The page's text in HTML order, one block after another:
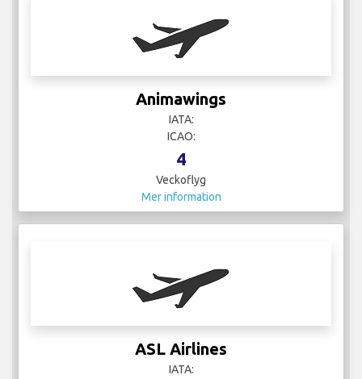
Animawings
IATA:
ICAO:
4
Veckoflyg
Mer information
ASL Airlines
IATA: